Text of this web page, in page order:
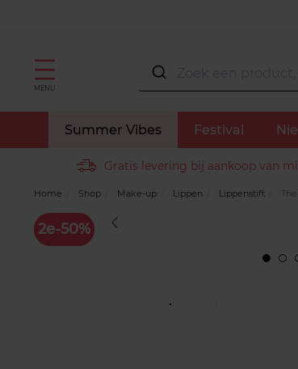
MENU
Summer Vibes Festival
Gratis levering bij aankoop van
Home Shop Make-up Lippen Lippenstift
2e-50%